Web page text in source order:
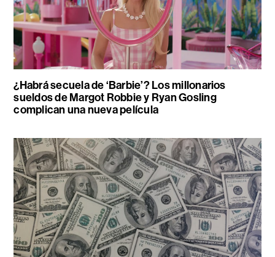
¿Habrá secuela de ‘Barbie’? Los millonarios
sueldos de Margot Robbie y Ryan Gosling
complican una nueva película